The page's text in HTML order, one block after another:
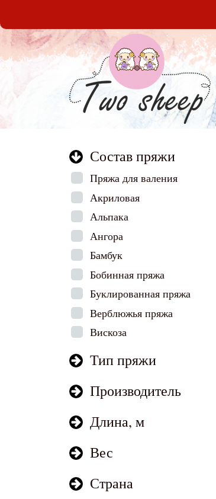
Состав пряжи
Пряжа для валения
Акриловая
Альпака
Ангора
Бамбук
Бобинная пряжа
Буклированная пряжа
Верблюжья пряжа
Вискоза
Тип пряжи
Производитель
Длина, м
Вес
Страна